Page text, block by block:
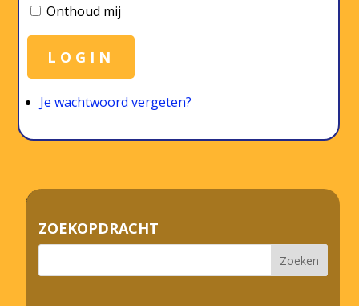
Onthoud mij
LOGIN
Je wachtwoord vergeten?
ZOEKOPDRACHT